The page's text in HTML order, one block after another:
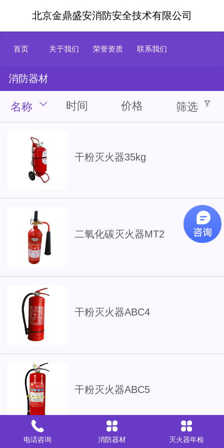
北京金鼎盛安消防安全技术有限公司
首页 关于我们 荣誉资质 联系我们
消防器材
名称 时间 价格 筛选
干粉灭火器35kg
二氧化碳灭火器MT2
干粉灭火器ABC4
干粉灭火器ABC5
电话咨询 消防器材 灭火器年检